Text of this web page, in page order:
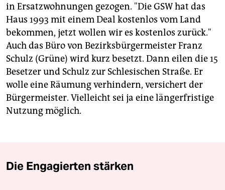
in Ersatzwohnungen gezogen. "Die GSW hat das
Haus 1993 mit einem Deal kostenlos vom Land
bekommen, jetzt wollen wir es kostenlos zurück."
Auch das Büro von Bezirksbürgermeister Franz
Schulz (Grüne) wird kurz besetzt. Dann eilen die 15
Besetzer und Schulz zur Schlesischen Straße. Er
wolle eine Räumung verhindern, versichert der
Bürgermeister. Vielleicht sei ja eine längerfristige
Nutzung möglich.
Die Engagierten stärken